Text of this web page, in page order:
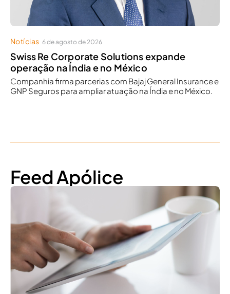
Notícias 6 de agosto de 2026
Swiss Re Corporate Solutions expande
operação na Índia e no México
Companhia firma parcerias com Bajaj General Insurance e
GNP Seguros para ampliar atuação na Índia e no México.
Feed Apólice